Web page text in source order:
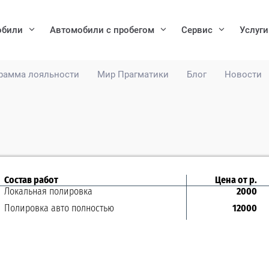
лояльности Мир Прагматики Блог Новости
Автомобили с пробегом Сервис Услуги
Состав работ
Локальная полировка
Полировка авто полностью
Цена от р.
2000
12000